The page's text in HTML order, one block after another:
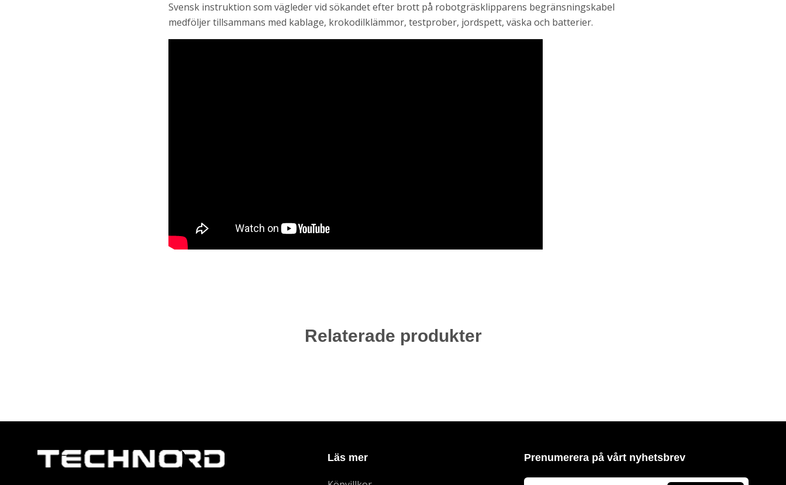
Svensk instruktion som vägleder vid sökandet efter brott på robotgräsklipparens begränsningskabel
medföljer tillsammans med kablage, krokodilklämmor, testprober, jordspett, väska och batterier.
Relaterade produkter
Läs mer Prenumerera på vårt nyhetsbrev